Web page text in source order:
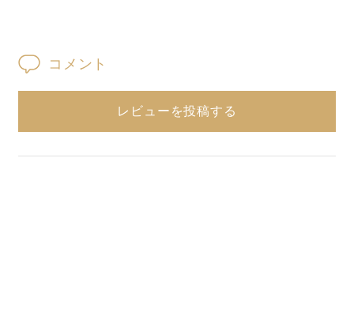
コメント
レビューを投稿する